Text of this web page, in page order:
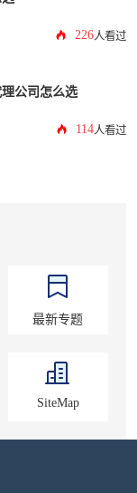
226人看过
公司怎么选
114人看过
最新专题
SiteMap